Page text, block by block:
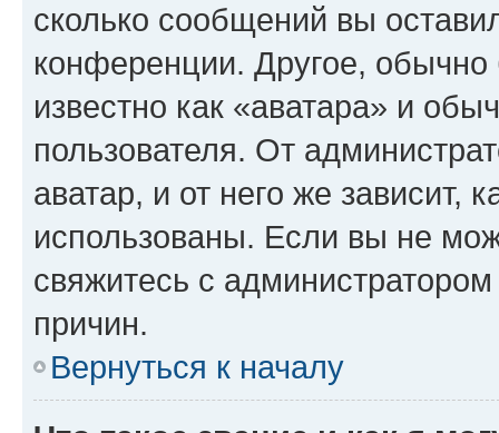
сколько сообщений вы
конференции. Другое,
известно как «аватара» и
пользователя. От
аватар, и от него же зависит,
использованы. Если вы не
свяжитесь с
причин.
Вернуться к началу